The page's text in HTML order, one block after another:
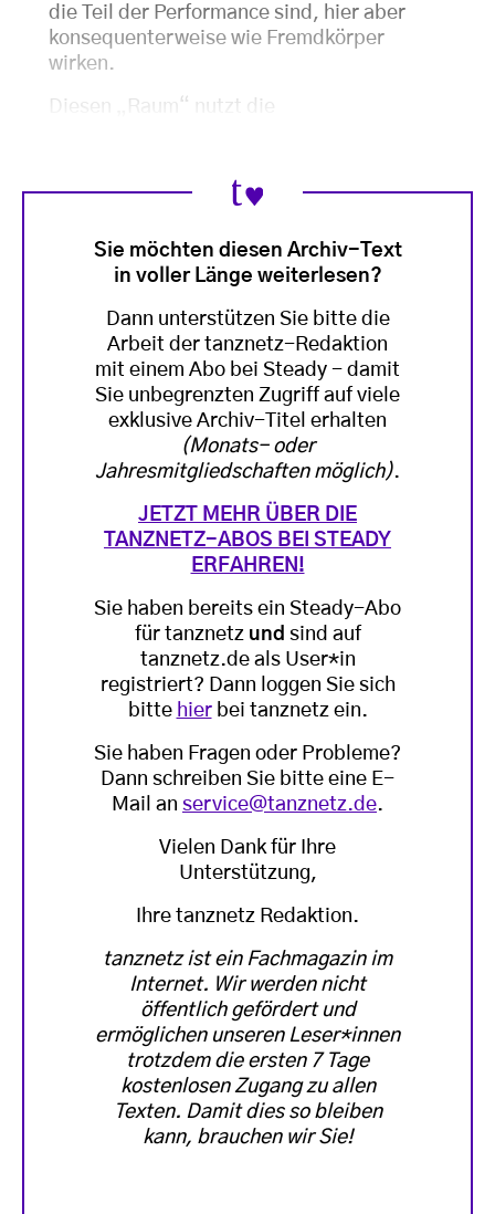
die Teil der Performance sind, hier aber
konsequenterweise wie Fremdkörper
wirken.
Diesen „Raum“ nutzt die
Sie möchten diesen Archiv-Text
in voller Länge weiterlesen?
Dann unterstützen Sie bitte die
Arbeit der tanznetz-Redaktion
mit einem Abo bei Steady - damit
Sie unbegrenzten Zugriff auf viele
exklusive Archiv-Titel erhalten
(Monats- oder
Jahresmitgliedschaften möglich).
JETZT MEHR ÜBER DIE
TANZNETZ-ABOS BEI STEADY
ERFAHREN!
Sie haben bereits ein Steady-Abo
für tanznetz und sind auf
tanznetz.de als User*in
registriert? Dann loggen Sie sich
bitte hierbei tanznetz ein.
Sie haben Fragen oder Probleme?
Dann schreiben Sie bitte eine E-
Mail an service@tanznetz.de.
Vielen Dank für Ihre
Unterstützung,
Ihre tanznetz Redaktion.
tanznetz ist ein Fachmagazin im
Internet. Wir werden nicht
öffentlich gefördert und
ermöglichen unseren Leser*innen
trotzdem die ersten 7 Tage
kostenlosen Zugang zu allen
Texten. Damit dies so bleiben
kann, brauchen wir Sie!